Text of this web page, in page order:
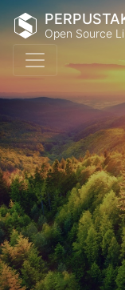
Open Source